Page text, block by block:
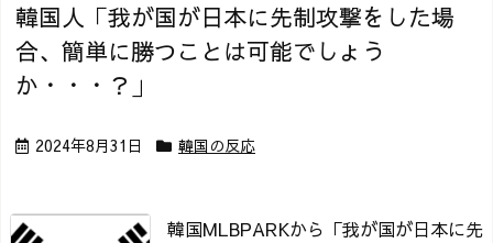
韓国人「我が国が日本に先制攻撃をした場
合、簡単に勝つことは可能でしょう
か・・・？」
2024年8月31日 韓国の反応
韓国MLBPARKから「我が国が日本に先